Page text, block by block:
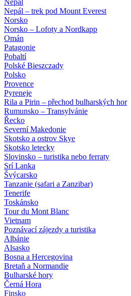
Nepál
Nepál – trek pod Mount Everest
Norsko
Norsko – Lofoty a Nordkapp
Omán
Patagonie
Pobaltí
Polské Bieszczady
Polsko
Provence
Pyreneje
Rila a Pirin – přechod bulharských hor
Rumunsko – Transylvánie
Řecko
Severní Makedonie
Skotsko a ostrov Skye
Skotsko letecky
Slovinsko – turistika nebo ferraty
Srí Lanka
Švýcarsko
Tanzanie (safari a Zanzibar)
Tenerife
Toskánsko
Tour du Mont Blanc
Vietnam
Poznávací zájezdy a turistika
Albánie
Alsasko
Bosna a Hercegovina
Bretaň a Normandie
Bulharské hory
Černá Hora
Finsko